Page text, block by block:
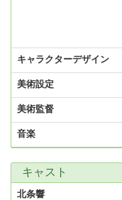
キャラクターデザイン
美術設定
美術監督
音楽
キャスト
北条響